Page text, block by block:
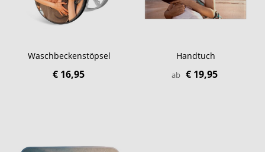
Waschbeckenstöpsel
€ 16,95
Handtuch
ab € 19,95